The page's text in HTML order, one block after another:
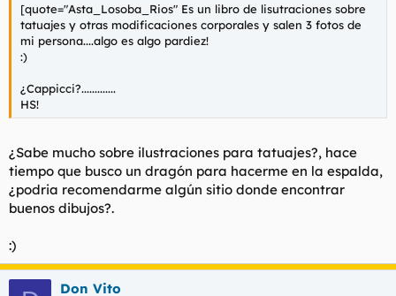
[quote="Asta_Losoba_Rios" Es un libro de lisutraciones sobre
tatuajes y otras modificaciones corporales y salen 3 fotos de
mi persona....algo es algo pardiez!
:)
¿Cappicci?.............
HS!
¿Sabe mucho sobre ilustraciones para tatuajes?, hace
tiempo que busco un dragón para hacerme en la espalda,
¿podria recomendarme algún sitio donde encontrar
buenos dibujos?.
:)
Don Vito